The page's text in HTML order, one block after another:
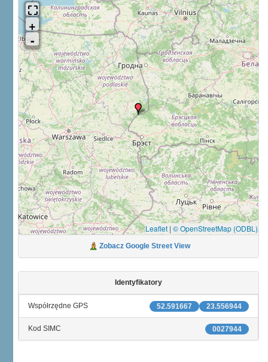
Leaflet | © OpenStreetMap (ODBL)
Zobacz Google Street View
Identyfikatory
23.556944
52.591667
Współrzędne GPS
0027944
Kod SIMC